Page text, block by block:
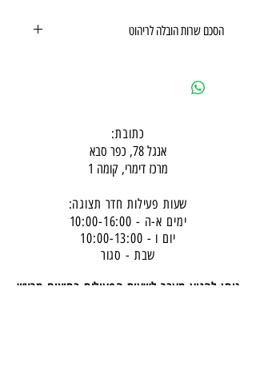
הסכם שרות הובלה לריהוט
כתובת:
אנגל 78, כפר סבא
מרכז דימרי, קומה 1
שעות פעילות חדר תצוגה:
ימים א-ה - 10:00-16: 00
יום ו - 10:00-13:00
שבת - סגור
ניתן להגיע מעבר לשעות הפעילות בתיאום מראש